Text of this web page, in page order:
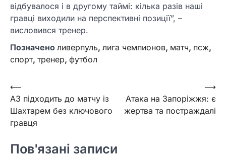
відбувалося і в другому таймі: кілька разів наші
гравці виходили на перспективні позиції”, –
висловився тренер.
Позначено ливерпуль, лига чемпионов, матч, псж,
спорт, тренер, футбол
Навігація
записів
⟵
АЗ підходить до матчу із
Шахтарем без ключового
гравця
Атака на Запоріжжя: є
жертва та постраждалі
⟶
Пов'язані записи